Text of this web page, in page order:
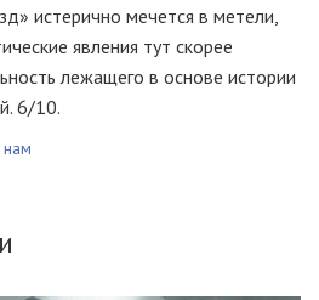
истерично мечется в метели,
явления тут скорее
лежащего в основе истории
6/10.